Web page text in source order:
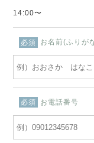
14:00〜
必須 お名前(ふりが
必須 お電話番号